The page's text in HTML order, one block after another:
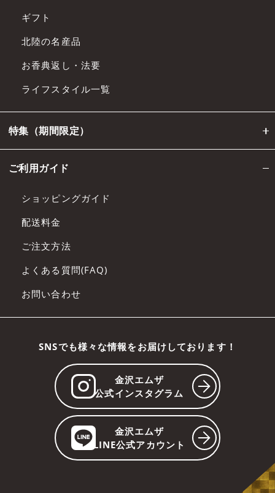
ギフト
北陸の名産品
お香典返し・法要
ライフスタイル一覧
特集（期間限定）
ご利用ガイド
ショッピングガイド
配送料金
ご注文方法
よくある質問(FAQ)
お問い合わせ
SNSでも様々な情報をお届けしております！
金沢エムザ
公式インスタグラム
金沢エムザ
LINE公式アカウント